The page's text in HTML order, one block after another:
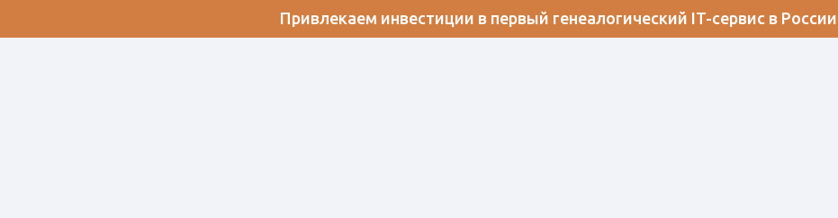
Привлекаем инвестиции в первый генеалогический IT-сервис в России